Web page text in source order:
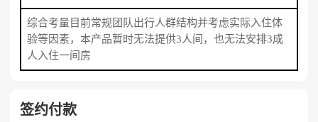
综合考量目前常规团队出行人群结构并考虑实际入住体
验等因素，本产品暂时无法提供3人间，也无法安排3成
人入住一间房
签约付款